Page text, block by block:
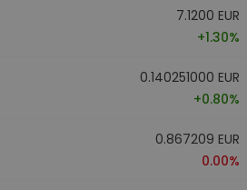
7.1200 EUR
+1.30%
0.140251000 EUR
+0.80%
0.867209 EUR
0.00%